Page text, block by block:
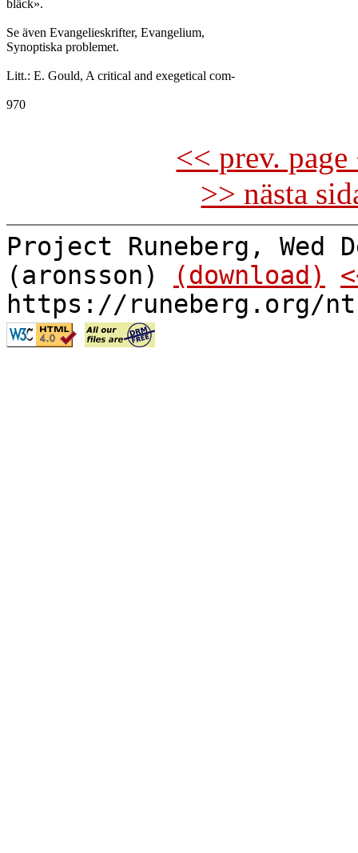
bläck».
Se även Evangelieskrifter, Evangelium,
Synoptiska problemet.
Litt.: E. Gould, A critical and exegetical com-
970
<< prev.
>> nästa
Project Runeberg, Wed
(aronsson)
(download)
https://runeberg.org/